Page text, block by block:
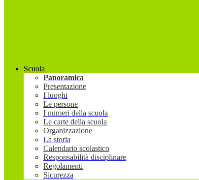
Scuola
Panoramica
Presentazione
I luoghi
Le persone
I numeri della scuola
Le carte della scuola
Organizzazione
La storia
Calendario scolastico
Responsabilità disciplinare
Regolamenti
Sicurezza